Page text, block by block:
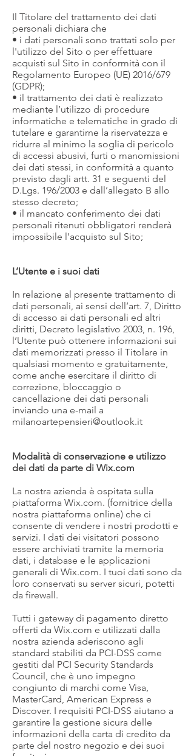
Il Titolare del trattamento dei dati
personali dichiara che
• i dati personali sono trattati solo per
l'utilizzo del Sito o per effettuare
acquisti sul Sito in conformità con il
Regolamento Europeo (UE) 2016/679
(GDPR);
• il trattamento dei dati è realizzato
mediante l’utilizzo di procedure
informatiche e telematiche in grado di
tutelare e garantirne la riservatezza e
ridurre al minimo la soglia di pericolo
di accessi abusivi, furti o manomissioni
dei dati stessi, in conformità a quanto
previsto dagli artt. 31 e seguenti del
D.Lgs. 196/2003 e dall’allegato B allo
stesso decreto;
• il mancato conferimento dei dati
personali ritenuti obbligatori renderà
impossibile l'acquisto sul Sito;
L’Utente e i suoi dati
In relazione al presente trattamento di
dati personali, ai sensi dell’art. 7, Diritto
di accesso ai dati personali ed altri
diritti, Decreto legislativo 2003, n. 196,
l’Utente può ottenere informazioni sui
dati memorizzati presso il Titolare in
qualsiasi momento e gratuitamente,
come anche esercitare il diritto di
correzione, bloccaggio o
cancellazione dei dati personali
inviando una e-mail a
milanoartepensieri@outlook.it
Modalità di conservazione e utilizzo
dei dati da parte di Wix.com
La nostra azienda è ospitata sulla
piattaforma Wix.com. (fornitrice della
nostra piattaforma online) che ci
consente di vendere i nostri prodotti e
servizi. I dati dei visitatori possono
essere archiviati tramite la memoria
dati, i database e le applicazioni
generali di Wix.com. I tuoi dati sono da
loro conservati su server sicuri, potetti
da firewall.
Tutti i gateway di pagamento diretto
offerti da Wix.com e utilizzati dalla
nostra azienda aderiscono agli
standard stabiliti da PCI-DSS come
gestiti dal PCI Security Standards
Council, che è uno impegno
congiunto di marchi come Visa,
MasterCard, American Express e
Discover. I requisiti PCI-DSS aiutano a
garantire la gestione sicura delle
informazioni della carta di credito da
parte del nostro negozio e dei suoi